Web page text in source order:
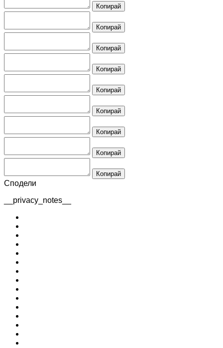
Копирай
Копирай
Копирай
Копирай
Копирай
Копирай
Копирай
Копирай
Копирай
Сподели
__privacy_notes__